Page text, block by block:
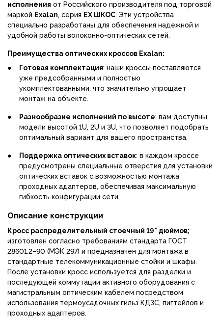
исполнения от Российского производителя под торговой
маркой Exalan, серия EX ШКОС. Эти устройства
специально разработаны для обеспечения надежной и
удобной работы волоконно-оптических сетей.
Преимущества оптических кроссов Exalan:
●
Готовая комплектация: наши кроссы поставляются
уже предсобранными и полностью
укомплектованными, что значительно упрощает
монтаж на объекте.
● Разнообразие исполнений по высоте: вам доступны
модели высотой 1U, 2U и 3U, что позволяет подобрать
оптимальный вариант для вашего пространства.
● Поддержка оптических вставок: в каждом кроссе
предусмотрены специальные отверстия для установки
оптических вставок с возможностью монтажа
проходных адаптеров, обеспечивая максимальную
гибкость конфигурации сети.
Описание конструкции
Кросс распределительный стоечный 19" дюймов;
изготовлен согласно требованиям стандарта ГОСТ
28601.2–90 (МЭК 297) и предназначен для монтажа в
стандартные телекоммуникационные стойки и шкафы.
После установки кросс используется для разделки и
последующей коммутации активного оборудования с
магистральным оптическим кабелем посредством
использования термоусадочных гильз КДЗС, пигтейлов и
проходных адаптеров.